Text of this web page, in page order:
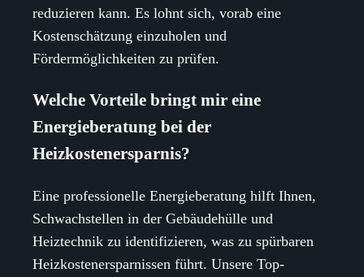
reduzieren kann. Es lohnt sich, vorab eine
Kostenschätzung einzuholen und
Fördermöglichkeiten zu prüfen.
Welche Vorteile bringt mir eine
Energieberatung bei der
Heizkostenersparnis?
Eine professionelle Energieberatung hilft Ihnen,
Schwachstellen in der Gebäudehülle und
Heiztechnik zu identifizieren, was zu spürbaren
Heizkostenersparnissen führt. Unsere Top-